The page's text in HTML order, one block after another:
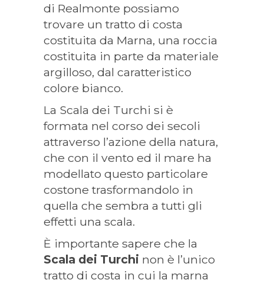
di Realmonte possiamo
trovare un tratto di costa
costituita da Marna, una roccia
costituita in parte da materiale
argilloso, dal caratteristico
colore bianco.
La Scala dei Turchi si è
formata nel corso dei secoli
attraverso l’azione della natura,
che con il vento ed il mare ha
modellato questo particolare
costone trasformandolo in
quella che sembra a tutti gli
effetti una scala.
È importante sapere che la
Scala dei Turchi non è l’unico
tratto di costa in cui la marna